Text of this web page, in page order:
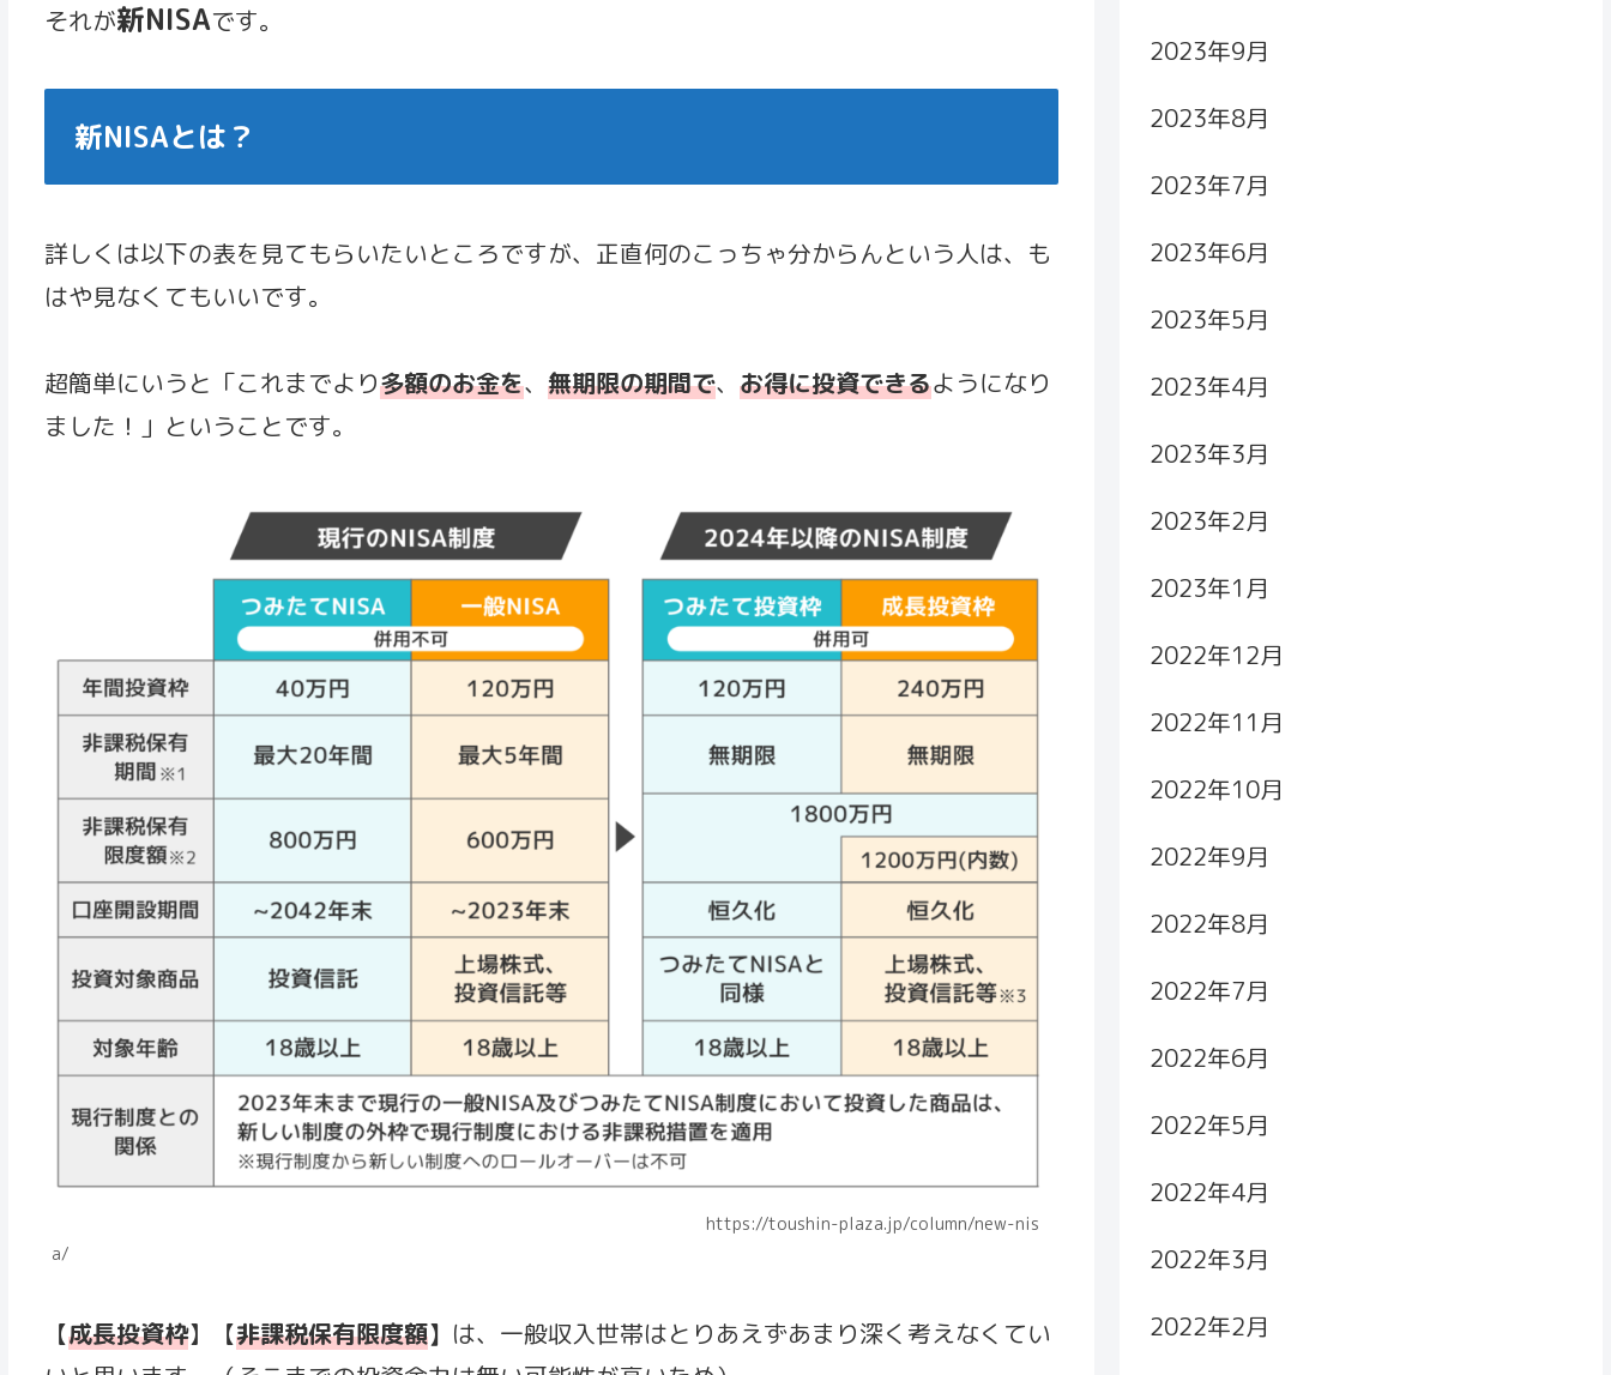
それが新NISAです。
新NISAとは？
詳しくは以下の表を見てもらいたいところですが、正直何のこっちゃ分からんという人は、も
はや見なくてもいいです。
超簡単にいうと「これまでより多額のお金を、 無期限の期間で、 お得に投資できるようになり
ました！」ということです。
https://toushin-plaza.jp/column/new-nis
a/
【成長投資枠】【非課税保有限度額】 は、一般収入世帯はとりあえずあまり深く考えなくてい
2023年9月
2023年8月
2023年7月
2023年6月
2023年5月
2023年4月
2023年3月
2023年2月
2023年1月
2022年12月
2022年11月
2022年10月
2022年9月
2022年8月
2022年7月
2022年6月
2022年5月
2022年4月
2022年3月
2022年2月